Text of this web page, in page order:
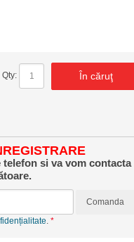
Qty: În căruţ
si va vom contacta
Comanda
.